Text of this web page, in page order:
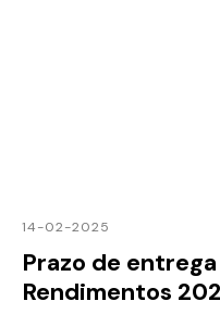
14-02-2025
Prazo de
Rendimentos